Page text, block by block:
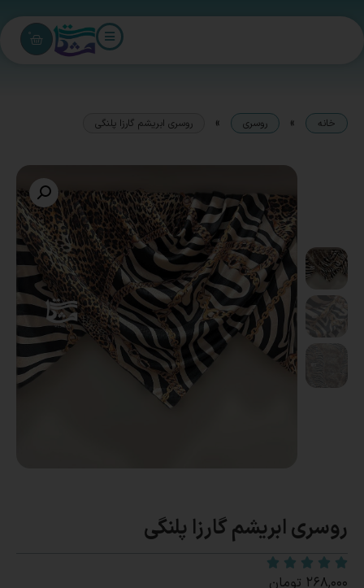
0
خانه » روسری » روسری ابریشم گارزا پلنگی
روسری ابریشم گارزا پلنگی
۲۶۸,۰۰۰ تومان